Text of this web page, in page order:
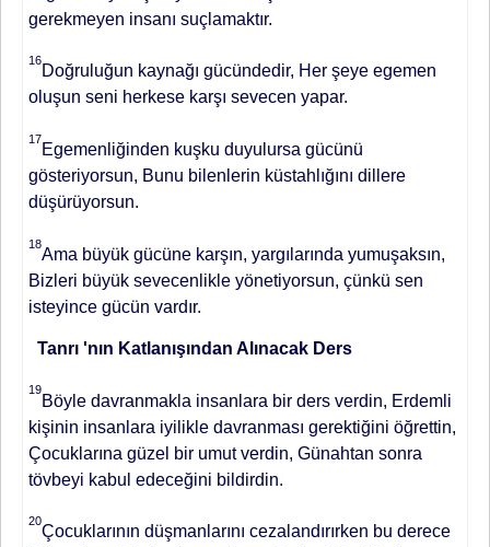
gerekmeyen insanı suçlamaktır.
16
Doğruluğun kaynağı gücündedir, Her şeye egemen
oluşun seni herkese karşı sevecen yapar.
17
Egemenliğinden kuşku duyulursa gücünü
gösteriyorsun, Bunu bilenlerin küstahlığını dillere
düşürüyorsun.
18
Ama büyük gücüne karşın, yargılarında yumuşaksın,
Bizleri büyük sevecenlikle yönetiyorsun, çünkü sen
isteyince gücün vardır.
Tanrı 'nın Katlanışından Alınacak Ders
19
Böyle davranmakla insanlara bir ders verdin, Erdemli
kişinin insanlara iyilikle davranması gerektiğini öğrettin,
Çocuklarına güzel bir umut verdin, Günahtan sonra
tövbeyi kabul edeceğini bildirdin.
20
Çocuklarının düşmanlarını cezalandırırken bu derece